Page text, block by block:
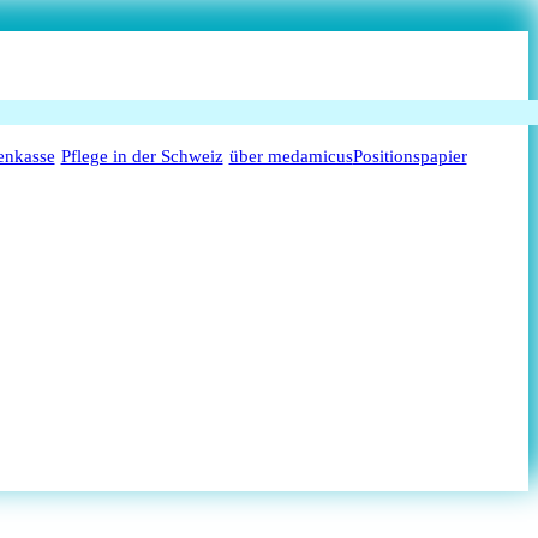
Pflege in der Schweiz über medamicusPositionspapier